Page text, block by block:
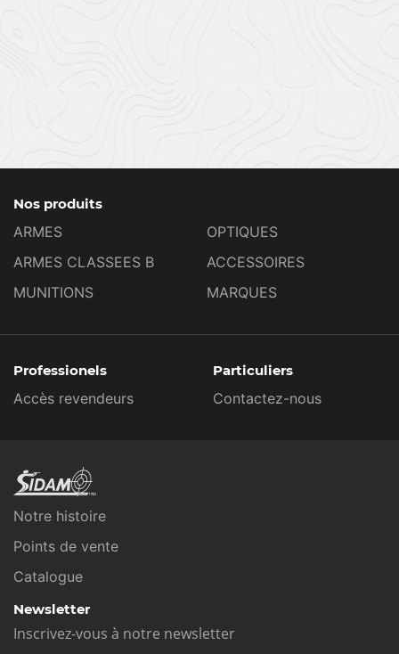
Nos produits
ARMES
ARMES CLASSEES B
MUNITIONS
OPTIQUES
ACCESSOIRES
MARQUES
Professionels
Accès revendeurs
Particuliers
Contactez-nous
Notre histoire
Points de vente
Catalogue
Newsletter
Inscrivez-vous à notre newsletter